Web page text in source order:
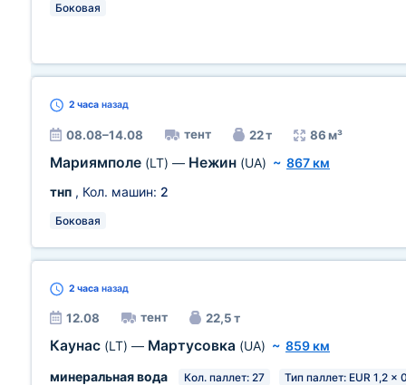
Боковая
2 часа назад
08.08–14.08 тент 22 т 86 м³
Мариямполе (LT) — Нежин (UA) ~ 867 км
тнп , Кол. машин: 2
Боковая
2 часа назад
12.08 тент 22,5 т
Каунас (LT) — Мартусовка (UA) ~ 859 км
минеральная вода
Кол. паллет: 27 Тип паллет: EUR 1,2 x